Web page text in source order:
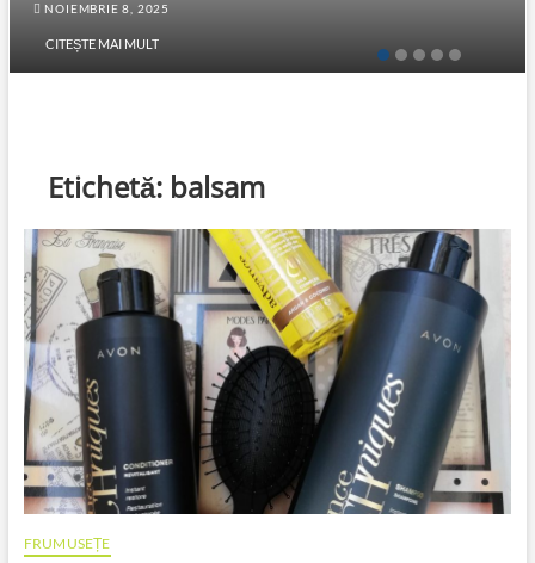
NOIEMBRIE 8, 2025
CITEȘTE MAI MULT
Etichetă: balsam
FRUMUSEȚE